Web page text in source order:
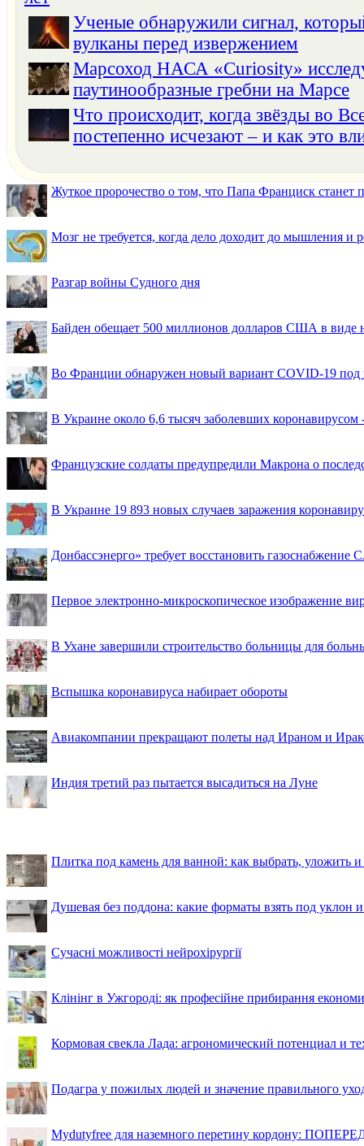
Ученые обнаружили сигнал,
вулканы перед извержением
Марсоход НАСА «Curiosity»
паутинообразные гребни на Марсе
Что происходит, когда звёзды во
постепенно исчезают – и как это
Жуткое пророчество о том, что Папа Франциск
Мозг не требуется, когда дело доходит до мышления и
Разгар войны Судного дня
Байден обещает 500 миллионов долларов США в
Во Франции обнаружен новый вариант COVID-19 под
В Украине около 6,6 тысяч заболевших коронавирусом
Французские солдаты предупредили Макрона о
В Украине 19 893 новых случаев заражения
Донбассэнерго» требует восстановить газоснабжение
Первое электронно-микроскопическое изображение
В Ухане завершили строительство больницы для
Вспышка коронавируса набирает обороты
Авиакомпании прекращают полеты над Ираном и
Индия третий раз пытается высадиться на Луне
Плитка под камень для ванной: как выбрать, уложить
Душевая без поддона: какие форматы взять под уклон
Сучасні можливості нейрохірургії
Клінінг в Ужгороді: як професійне прибирання
Кормовая свекла Лада: агрономический потенциал и
Подагра у пожилых людей и значение правильного
Mydutyfree для наземного перетину кордону: